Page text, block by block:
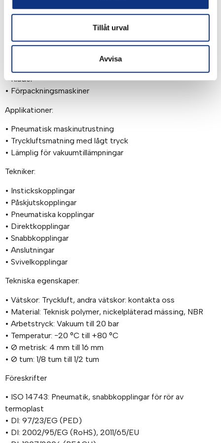
Tillåt urval
Avvisa
Marknader:
• Fordonsmonteringsanläggningar
• Kläder
• Förpackningsmaskiner
Applikationer:
• Pneumatisk maskinutrustning
• Tryckluftsmatning med lågt tryck
• Lämplig för vakuumtillämpningar
Tekniker:
• Instickskopplingar
• Påskjutskopplingar
• Pneumatiska kopplingar
• Direktkopplingar
• Snabbkopplingar
• Anslutningar
• Svivelkopplingar
Tekniska egenskaper:
• Vätskor: Tryckluft, andra vätskor: kontakta oss
• Material: Teknisk polymer, nickelpläterad mässing, NBR
• Arbetstryck: Vakuum till 20 bar
• Temperatur: −20 °C till +80 °C
• Ø metrisk: 4 mm till 16 mm
• Ø tum: 1/8 tum till 1/2 tum
Föreskrifter
• ISO 14743: Pneumatik, snabbkopplingar för rör av
termoplast
• DI: 97/23/EG (PED)
• DI: 2002/95/EG (RoHS), 2011/65/EU